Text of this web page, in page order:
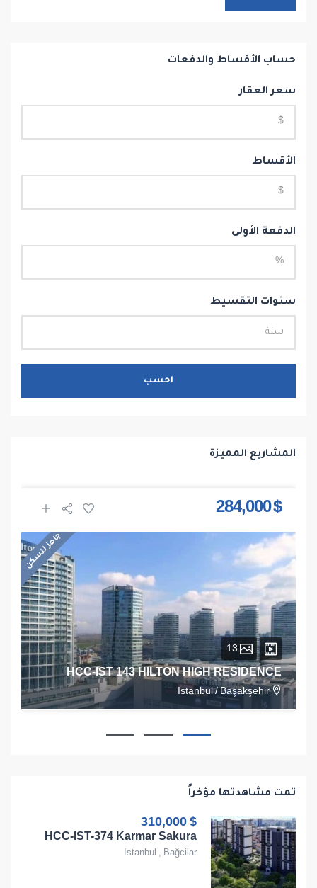
حساب الأقساط والدفعات
سعر العقار
الأقساط
الدفعة الأولى
سنوات التقسيط
احسب
المشاريع المميزة
$ 284,000
جاهز للسكن
HCC-IST 143 HILTON HIGH RESIDENCE
Istanbul / Başakşehir
تمت مشاهدتها مؤخراً
$ 310,000
HCC-IST-374 Karmar Sakura
Istanbul , Bağcilar